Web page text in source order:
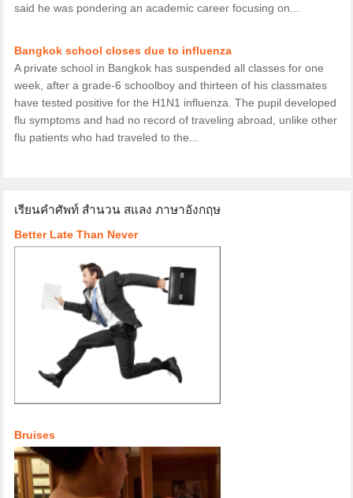
said he was pondering an academic career focusing on...
Bangkok school closes due to influenza
A private school in Bangkok has suspended all classes for one
week, after a grade-6 schoolboy and thirteen of his classmates
have tested positive for the H1N1 influenza. The pupil developed
flu symptoms and had no record of traveling abroad, unlike other
flu patients who had traveled to the...
เรียนคำศัพท์ สำนวน สแลง ภาษาอังกฤษ
Better Late Than Never
Bruises